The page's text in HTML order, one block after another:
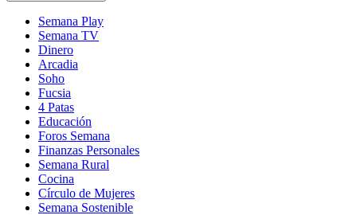
Semana Play
Semana TV
Dinero
Arcadia
Soho
in
new
window
Fucsia
in
new
window
4 Patas
Educación
Foros Semana
Finanzas Personales
Semana Rural
Cocina
Círculo de Mujeres
Semana Sostenible